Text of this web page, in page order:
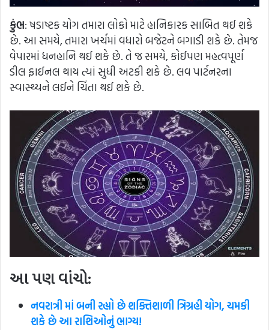
કુંભ: ષડાષ્ટક યોગ તમારા લોકો માટે હાનિકારક સાબિત થઈ શકે
છે. આ સમયે, તમારા ખર્ચમાં વધારો બજેટને બગાડી શકે છે. તેમજ
વેપારમાં ધનહાનિ થઈ શકે છે. તે જ સમયે, કોઈપણ મહત્વપૂર્ણ
ડીલ ફાઈનલ થાય ત્યાં સુધી અટકી શકે છે. લવ પાર્ટનરના
સ્વાસ્થ્યને લઈને ચિંતા થઈ શકે છે.
આ પણ વાંચો:
નવરાત્રી માં બની રહ્યો છે શક્તિશાળી ત્રિગ્રહી યોગ, ચમકી
શકે છે આ રાશિઓનું ભાગ્ય!